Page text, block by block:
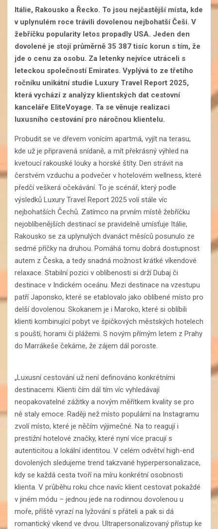
Itálie, Rakousko a Řecko. To jsou nejčastější místa, kde
v uplynulém roce trávili dovolenou nejbohatší Češi. V
žebříčku popularity letos propadly USA. Jeden den
dovolené je stojí průměrně 35 387 tisíc korun s tím, že
jde o cenu za osobu. Za letenky nejvíce utráceli s
leteckou společností Emirates. Vyplývá to ze třetího
ročníku unikátní studie Luxury Travel Report 2025,
která vychází z analýzy klientských dat cestovní
kanceláře EliteVoyage. Ta se věnuje realizaci
luxusního cestování pro náročnou klientelu.
Probudit se ve dřevem vonícím apartmá, vyjít na terasu,
kde už je připravená snídaně, a mít překrásný výhled na
kvetoucí rakouské louky a horské štíty. Den strávit na
čerstvém vzduchu a podvečer v hotelovém wellness, které
předčí veškerá očekávání. To je scénář, který podle
výsledků Luxury Travel Report 2025 volí stále víc
nejbohatších Čechů. Zatímco na prvním místě žebříčku
nejoblíbenějších destinací se pravidelně umísťuje Itálie,
Rakousko se za uplynulých dvanáct měsíců posunulo ze
sedmé příčky na druhou. Pomáhá tomu dobrá dostupnost
autem z Česka, a tedy snadná možnost krátké víkendové
relaxace. Stabilní pozici v oblíbenosti si drží Dubaj či
destinace v Indickém oceánu. Mezi destinace na vzestupu
patří Japonsko, které se etablovalo jako oblíbené místo pro
delší dovolenou. Skokanem je i Maroko, které si oblíbili
klienti kombinující pobyt ve špičkových městských hotelech
s pouští, horami či plážemi. S novým přímým letem z Prahy
do Marrákeše čekáme, že zájem dál poroste.
„Luxusní cestování už není definováno konkrétními
destinacemi. Klienti čím dál tím víc vyhledávají
neopakovatelné zážitky a novým měřítkem kvality se pro
ně staly emoce. Raději než místo populární na Instagramu
zvolí místo, které je něčím výjimečné. Na to reagují i
prestižní hotelové značky, které nyní více pracují s
autenticitou a lokální identitou. V celém odvětví high-end
dovolených sledujeme trend takzvané hyperpersonalizace,
kdy se každá cesta tvoří na míru konkrétní osobnosti
klienta. V průběhu roku chce navíc klient cestovat pokaždé
v jiném módu – jednou jede na rodinnou dovolenou u
moře, příště vyrazí na lyžování s přáteli a pak si dá
romantický víkend ve dvou. Ultrapersonalizovaný přístup ke